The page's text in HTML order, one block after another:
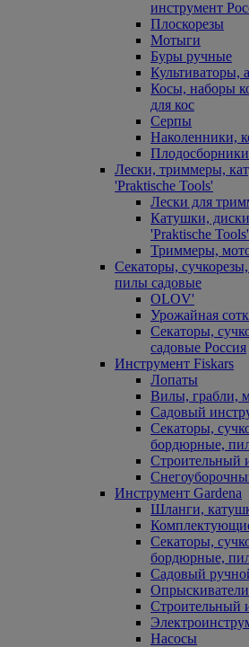
инструмент
Плоскорезы
Мотыги
Буры ручные
Культиваторы,
Косы, наборы
для кос
Серпы
Наколенники,
Плодосборники
Лески, триммеры,
'Praktische Tools'
Лески для
Катушки,
'Praktische Tools'
Триммеры,
Секаторы,
пилы садовые
OLOV'
Урожайная
Секаторы,
садовые Россия
Инструмент Fiskars
Лопаты
Вилы, грабли,
Садовый
Секаторы,
бордюрные,
Строительный
Инструмент Gardena
Шланги,
Секаторы,
бордюрные,
Садовый
Опрыскиватели
Строительный
Насосы